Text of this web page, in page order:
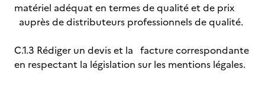
matériel adéquat en termes de qualité et de prix
auprès de distributeurs professionnels de qualité.
C.1.3 Rédiger un devis et la facture correspondante
en respectant la législation sur les mentions légales.